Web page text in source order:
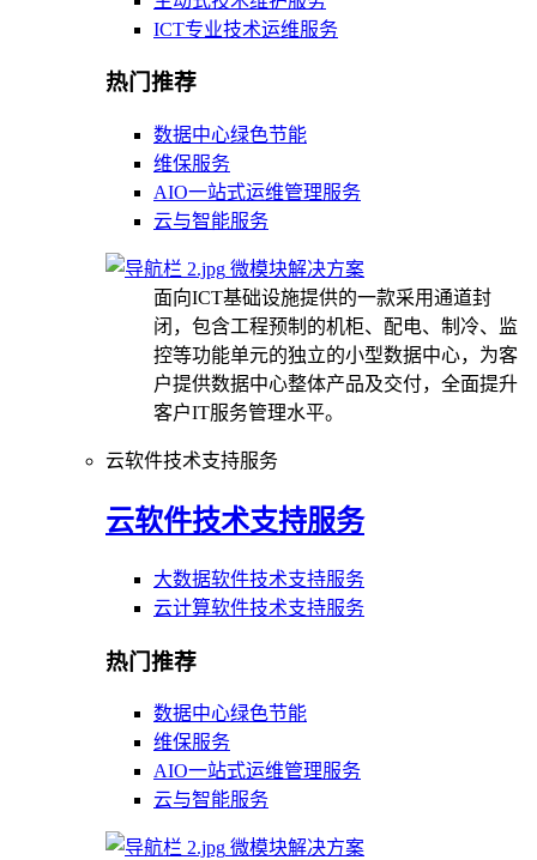
ICT专业技术运维服务
热门推荐
数据中心绿色节能
维保服务
AIO一站式运维管理服务
云与智能服务
微模块解决方案
面向ICT基础设施提供的一款采用通道封
闭，包含工程预制的机柜、配电、制冷、监
控等功能单元的独立的小型数据中心，为客
户提供数据中心整体产品及交付，全面提升
客户IT服务管理水平。
云软件技术支持服务
云软件技术支持服务
大数据软件技术支持服务
云计算软件技术支持服务
热门推荐
数据中心绿色节能
维保服务
AIO一站式运维管理服务
云与智能服务
微模块解决方案